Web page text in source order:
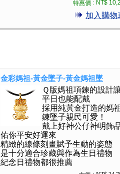
特惠價 : NT$
加入購物
金彩媽祖-黃金墜子-黃金媽祖墜
Ｑ版媽祖項鍊的設計
平日也能配戴
採用純黃金打造的媽
鍊墜子親民可愛！
戴上好神公仔神明飾
佑你平安好運來
精緻的線條刻畫賦予生動的姿態
是十分適合珍藏與作為生日禮物
紀念日禮物都很推薦